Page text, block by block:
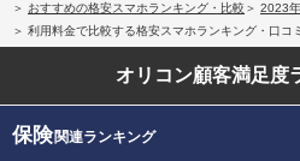
おすすめの格安スマホランキング・比較
2023
利用料金で比較する格安スマホランキング・口コ
オリコン顧客満足度
保険関連ランキング